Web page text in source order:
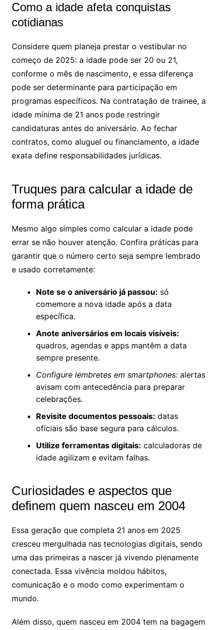
Como a idade afeta conquistas
cotidianas
Considere quem planeja prestar o vestibular no
começo de 2025: a idade pode ser 20 ou 21,
conforme o mês de nascimento, e essa diferença
pode ser determinante para participação em
programas específicos. Na contratação de trainee, a
idade mínima de 21 anos pode restringir
candidaturas antes do aniversário. Ao fechar
contratos, como aluguel ou financiamento, a idade
exata define responsabilidades jurídicas.
Truques para calcular a idade de
forma prática
Mesmo algo simples como calcular a idade pode
errar se não houver atenção. Confira práticas para
garantir que o número certo seja sempre lembrado
e usado corretamente:
Note se o aniversário já passou: só
comemore a nova idade após a data
específica.
Anote aniversários em locais visíveis:
quadros, agendas e apps mantêm a data
sempre presente.
Configure lembretes em smartphones:alertas
avisam com antecedência para preparar
celebrações.
Revisite documentos pessoais: datas
oficiais são base segura para cálculos.
Utilize ferramentas digitais: calculadoras de
idade agilizam e evitam falhas.
Curiosidades e aspectos que
definem quem nasceu em 2004
Essa geração que completa 21 anos em 2025
cresceu mergulhada nas tecnologias digitais, sendo
uma das primeiras a nascer já vivendo plenamente
conectada. Essa vivência moldou hábitos,
comunicação e o modo como experimentam o
mundo.
Além disso, quem nasceu em 2004 tem na bagagem